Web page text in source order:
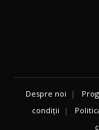
Despre noi |
condiții |